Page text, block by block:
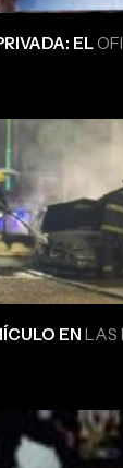
EL
EN LAS